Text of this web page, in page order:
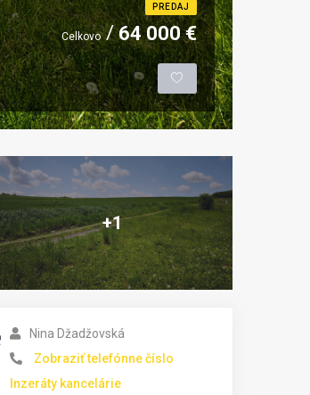
PREDAJ
Celkovo 64 000 €
+1
Nina Džadžovská
Zobraziť telefónne číslo
Inzeráty kancelárie